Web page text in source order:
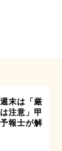
末は「厳
注意」甲
報士が解